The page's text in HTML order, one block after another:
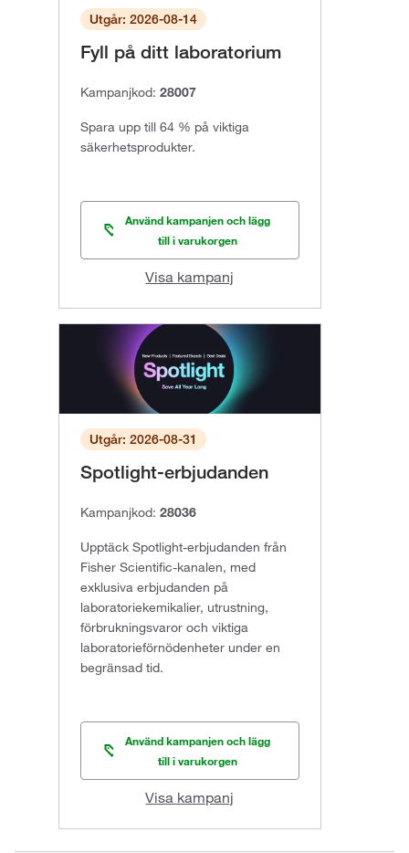
Utgår: 2026-08-14
Fyll på ditt laboratorium
Kampanjkod: 28007
Spara upp till 64 % på viktiga
säkerhetsprodukter.
Använd kampanjen och lägg
till i varukorgen
Visa kampanj
Utgår: 2026-08-31
Spotlight-erbjudanden
Kampanjkod: 28036
Upptäck Spotlight-erbjudanden från
Fisher Scientific-kanalen, med
exklusiva erbjudanden på
laboratoriekemikalier, utrustning,
förbrukningsvaror och viktiga
laboratorieförnödenheter under en
begränsad tid.
Använd kampanjen och lägg
till i varukorgen
Visa kampanj